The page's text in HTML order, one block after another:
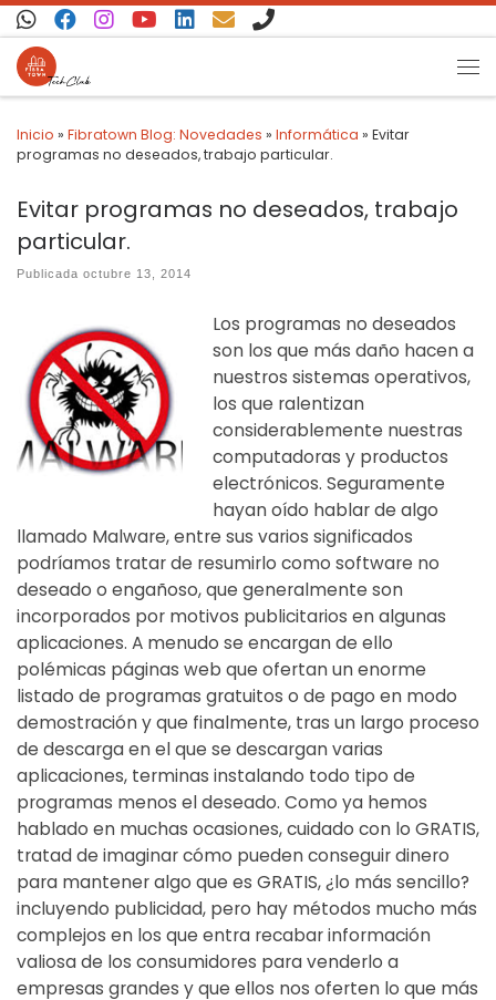
Saltar al contenido
Inicio » Fibratown Blog: Novedades » Informática » Evitar
programas no deseados, trabajo particular.
Evitar programas no deseados, trabajo
particular.
Publicada octubre 13, 2014
Los programas no deseados
son los que más daño hacen a
nuestros sistemas operativos,
los que ralentizan
considerablemente nuestras
computadoras y productos
electrónicos. Seguramente
hayan oído hablar de algo
llamado Malware, entre sus varios significados
podríamos tratar de resumirlo como software no
deseado o engañoso, que generalmente son
incorporados por motivos publicitarios en algunas
aplicaciones. A menudo se encargan de ello
polémicas páginas web que ofertan un enorme
listado de programas gratuitos o de pago en modo
demostración y que finalmente, tras un largo proceso
de descarga en el que se descargan varias
aplicaciones, terminas instalando todo tipo de
programas menos el deseado. Como ya hemos
hablado en muchas ocasiones, cuidado con lo GRATIS,
tratad de imaginar cómo pueden conseguir dinero
para mantener algo que es GRATIS, ¿lo más sencillo?
incluyendo publicidad, pero hay métodos mucho más
complejos en los que entra recabar información
valiosa de los consumidores para venderlo a
empresas grandes y que ellos nos oferten lo que más